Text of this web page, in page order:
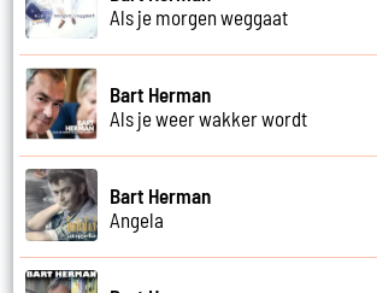
Als je morgen weggaat
Bart Herman
Als je weer wakker wordt
Bart Herman
Angela